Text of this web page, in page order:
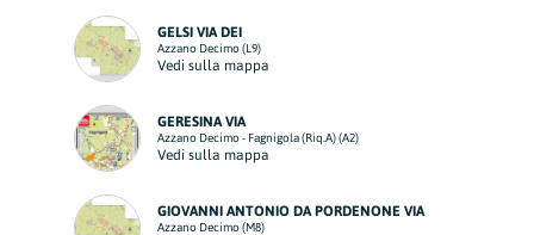
GELSI VIA DEI
Azzano Decimo (L9)
Vedi sulla mappa
GERESINA VIA
Azzano Decimo - Fagnigola (Riq.A) (A2)
Vedi sulla mappa
GIOVANNI ANTONIO DA PORDENONE VIA
Azzano Decimo (M8)